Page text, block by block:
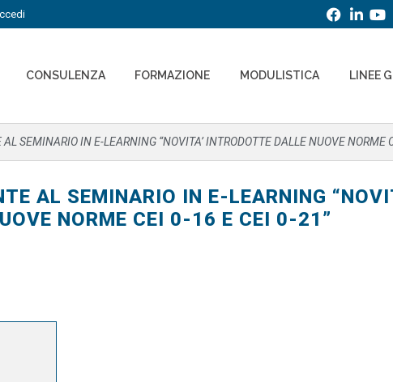
CONSULENZA FORMAZIONE MODULISTICA LINEE
SEMINARIO IN E-LEARNING “NOVITA’ INTRODOTTE DALLE NUOVE NORME
AL SEMINARIO IN E-LEARNING
NORME CEI 0-16 E CEI 0-21”